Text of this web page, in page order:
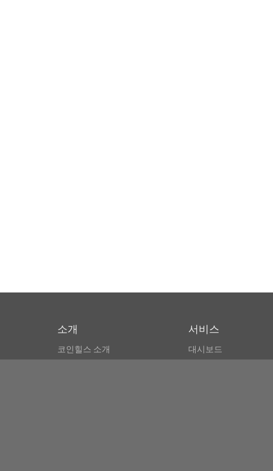
소개
코인힐스 소개
CSPA 인덱스
서비스
대시보드
비트코인 모니터